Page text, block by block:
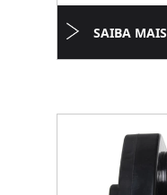
SAIBA MAIS